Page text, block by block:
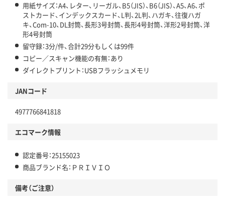
用紙サイズ：A4、レター、リーガル、B5（JIS）、B6（JIS）、A5、A6、ポ
ストカード、インデックスカード、L判、2L判、ハガキ、往復ハガ
キ、Com-10、DL封筒、長形3号封筒、長形4号封筒、洋形2号封筒、洋
形4号封筒
留守録：3分/件、合計29分もしくは99件
コピー／スキャン機能の有無：あり
ダイレクトプリント：USBフラッシュメモリ
JANコード
4977766841818
エコマーク情報
認定番号：25155023
商品ブランド名：ＰＲＩＶＩＯ
備考（ご注意）